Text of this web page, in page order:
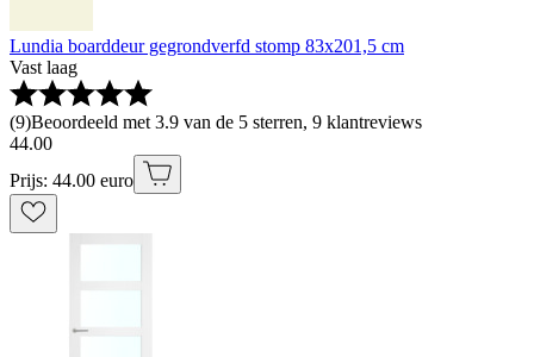
Lundia boarddeur gegrondverfd stomp 83x201,5 cm
Vast laag
(9)Beoordeeld met 3.9 van de 5 sterren, 9 klantreviews
44.00
Prijs: 44.00 euro